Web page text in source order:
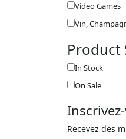
Video Games
Vin,
Product
In Stock
On Sale
Recevez des